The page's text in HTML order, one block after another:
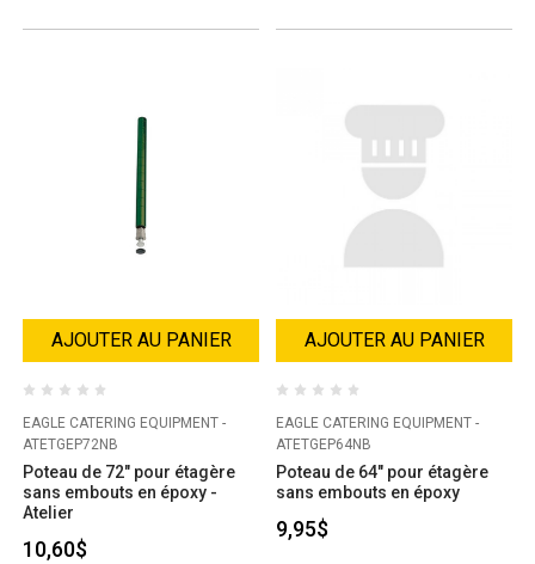
AJOUTER AU PANIER
EAGLE CATERING EQUIPMENT -
ATETGEP72NB
Poteau de 72" pour étagère
sans embouts en époxy -
Atelier
10,60$
AJOUTER AU PANIER
EAGLE CATERING EQUIPMENT -
ATETGEP64NB
Poteau de 64" pour étagère
sans embouts en époxy
9,95$